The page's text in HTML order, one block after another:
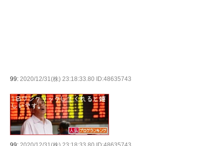
99: 2020/12/31(株) 23:18:33.80 ID:48635743